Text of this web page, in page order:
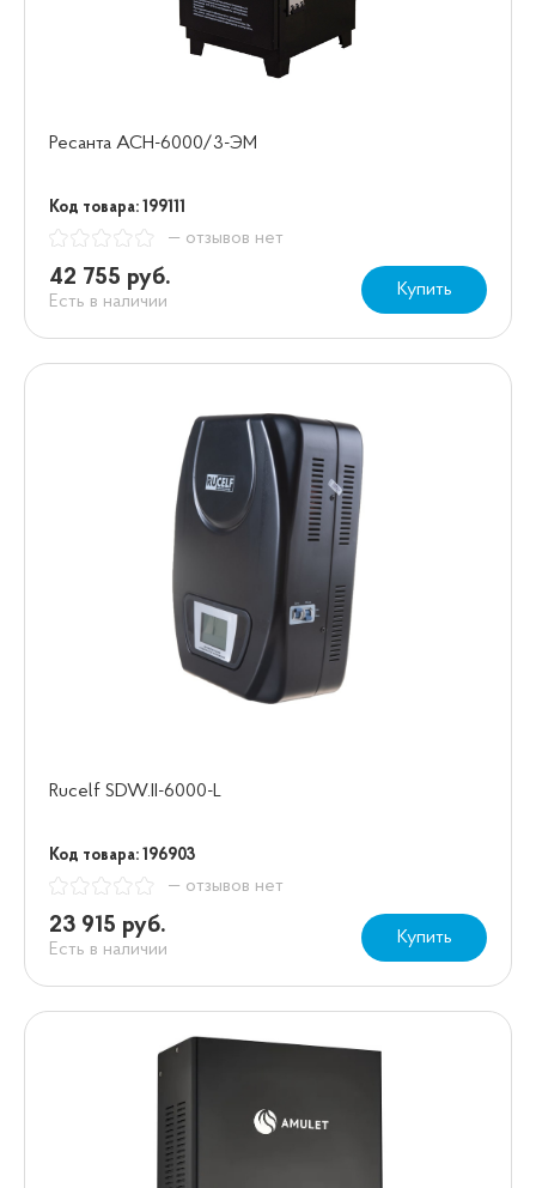
Ресанта АСН-6000/3-ЭМ
Код товара: 199111
— отзывов нет
42 755 руб.
Есть в наличии
Купить
Rucelf SDW.II-6000-L
Код товара: 196903
— отзывов нет
23 915 руб.
Есть в наличии
Купить